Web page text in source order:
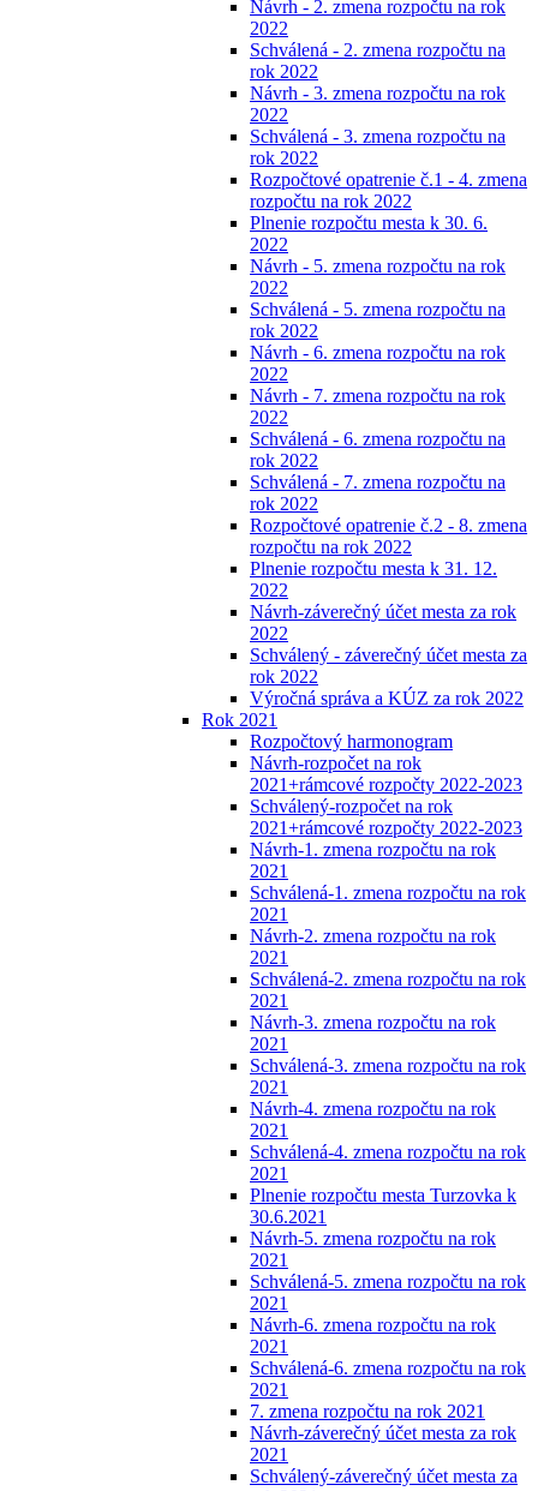
Návrh - 2. zmena rozpočtu na rok
2022
Schválená - 2. zmena rozpočtu na
rok 2022
Návrh - 3. zmena rozpočtu na rok
2022
Schválená - 3. zmena rozpočtu na
rok 2022
Rozpočtové opatrenie č.1 - 4. zmena
rozpočtu na rok 2022
Plnenie rozpočtu mesta k 30. 6.
2022
Návrh - 5. zmena rozpočtu na rok
2022
Schválená - 5. zmena rozpočtu na
rok 2022
Návrh - 6. zmena rozpočtu na rok
2022
Návrh - 7. zmena rozpočtu na rok
2022
Schválená - 6. zmena rozpočtu na
rok 2022
Schválená - 7. zmena rozpočtu na
rok 2022
Rozpočtové opatrenie č.2 - 8. zmena
rozpočtu na rok 2022
Plnenie rozpočtu mesta k 31. 12.
2022
Návrh-záverečný účet mesta za rok
2022
Schválený - záverečný účet mesta za
rok 2022
Výročná správa a KÚZ za rok 2022
Rok 2021
Rozpočtový harmonogram
Návrh-rozpočet na rok
2021+rámcové rozpočty 2022-2023
Schválený-rozpočet na rok
2021+rámcové rozpočty 2022-2023
Návrh-1. zmena rozpočtu na rok
2021
Schválená-1. zmena rozpočtu na rok
2021
Návrh-2. zmena rozpočtu na rok
2021
Schválená-2. zmena rozpočtu na rok
2021
Návrh-3. zmena rozpočtu na rok
2021
Schválená-3. zmena rozpočtu na rok
2021
Návrh-4. zmena rozpočtu na rok
2021
Schválená-4. zmena rozpočtu na rok
2021
Plnenie rozpočtu mesta Turzovka k
30.6.2021
Návrh-5. zmena rozpočtu na rok
2021
Schválená-5. zmena rozpočtu na rok
2021
Návrh-6. zmena rozpočtu na rok
2021
Schválená-6. zmena rozpočtu na rok
2021
7. zmena rozpočtu na rok 2021
Návrh-záverečný účet mesta za rok
2021
Schválený-záverečný účet mesta za